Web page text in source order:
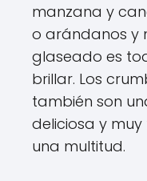
manzana y
o arándanos y
glaseado es
brillar. Los
también son
deliciosa y
una multitud.